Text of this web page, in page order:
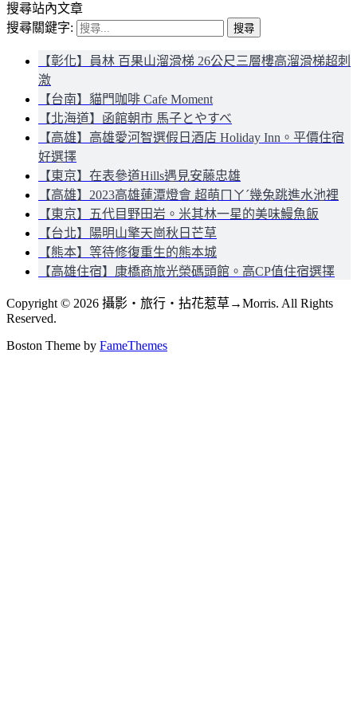
搜尋站內文章
搜尋關鍵字:
【彰化】員林 百果山溜滑梯 26公尺三層樓高溜滑梯超刺
激
【台南】貓門咖啡 Cafe Moment
【北海道】函館朝市 馬子とやすべ
【高雄】高雄愛河智選假日酒店 Holiday Inn。平價住宿
好選擇
【東京】在表參道Hills遇見安藤忠雄
【高雄】2023高雄蓮潭燈會 超萌ㄇㄚˊ幾兔跳進水池裡
【東京】五代目野田岩。米其林一星的美味鰻魚飯
【台北】陽明山擎天崗秋日芒草
【熊本】等待修復重生的熊本城
【高雄住宿】康橋商旅光榮碼頭館。高CP值住宿選擇
Copyright © 2026 攝影‧旅行‧拈花惹草→Morris. All Rights
Reserved.
Boston Theme by FameThemes